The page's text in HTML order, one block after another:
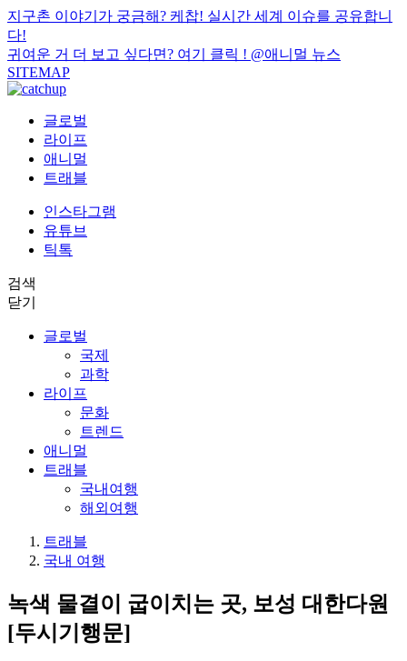
지구촌 이야기가 궁금해? 케찹! 실시간 세계 이슈를 공유합니
다!
귀여운 거 더 보고 싶다면? 여기 클릭 ! @애니멀 뉴스
SITEMAP
글로벌
라이프
애니멀
트래블
인스타그램
유튜브
틱톡
검색
닫기
글로벌
국제
과학
라이프
문화
트렌드
애니멀
트래블
국내여행
해외여행
트래블
국내 여행
녹색 물결이 굽이치는 곳, 보성 대한다원
[두시기행문]